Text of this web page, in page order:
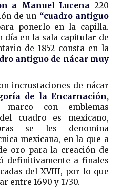
a Manuel Lucena 220
de un “cuadro antiguo
ponerlo en la capilla.
día en la sala capitular de
de 1852 consta en la
antiguo de nácar muy
incrustaciones de nácar
de la Encarnación,
con emblemas
cuadro es mexicano,
se les denomina
mexicana, en la que a
oro para la creación de
definitivamente a finales
del XVIII, por lo que
entre 1690 y 1730.